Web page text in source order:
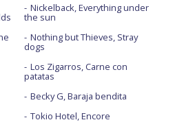
Nickelback, Everything under
the sun
Nothing but Thieves, Stray
dogs
Los Zigarros, Carne con
patatas
Becky G, Baraja bendita
Tokio Hotel, Encore